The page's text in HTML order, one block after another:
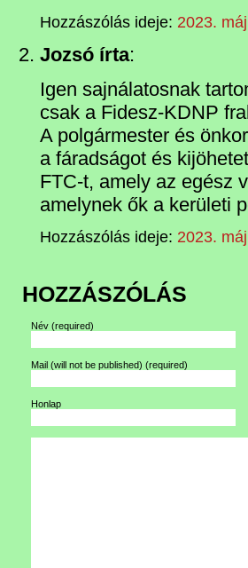
Hozzászólás ideje: 2023.
Jozsó írta:
Igen sajnálatosnak
csak a Fidesz-KDNP
A polgármester és
a fáradságot és
FTC-t, amely az egész
amelynek ők a kerületi
Hozzászólás ideje: 2023.
HOZZÁSZÓLÁS
Név (required)
Mail (will not be published) (required)
Honlap